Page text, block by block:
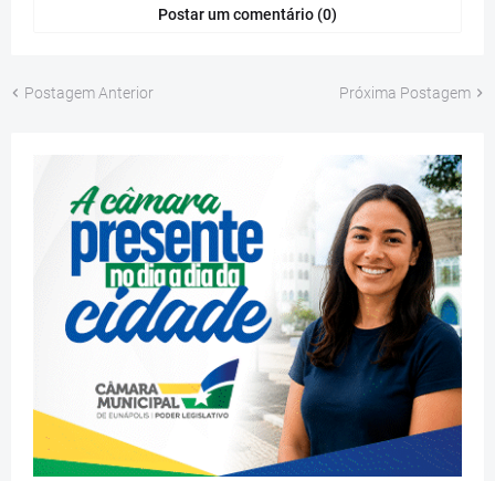
Postar um comentário (0)
Postagem Anterior Próxima Postagem